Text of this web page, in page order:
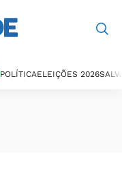
POLÍTICAELEIÇÕES 2026